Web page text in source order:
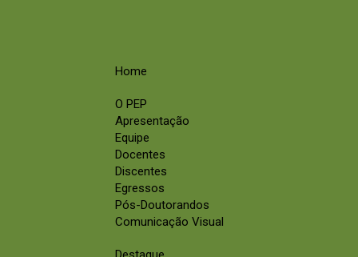
Home
O PEP
Apresentação
Equipe
Docentes
Discentes
Egressos
Pós-Doutorandos
Comunicação Visual